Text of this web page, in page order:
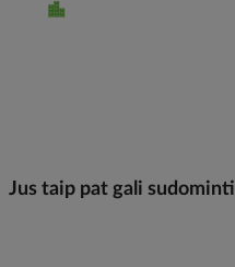
Jus taip pat gali sudominti